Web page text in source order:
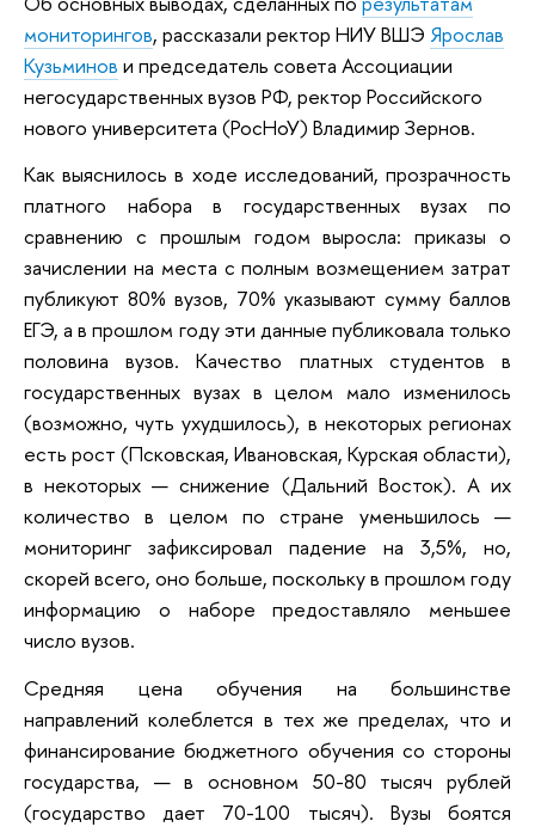
мониторингов, рассказали ректор НИУ ВШЭ Ярослав
Кузьминов и председатель совета Ассоциации
негосударственных вузов РФ, ректор Российского
нового университета (РосНоУ) Владимир Зернов.
Как выяснилось в ходе исследований, прозрачность
платного набора в государственных вузах по
сравнению с прошлым годом выросла: приказы о
зачислении на места с полным возмещением затрат
публикуют 80% вузов, 70% указывают сумму баллов
ЕГЭ, а в прошлом году эти данные публиковала только
половина вузов. Качество платных студентов в
государственных вузах в целом мало изменилось
(возможно, чуть ухудшилось), в некоторых регионах
есть рост (Псковская, Ивановская, Курская области),
в некоторых — снижение (Дальний Восток). А их
количество в целом по стране уменьшилось —
мониторинг зафиксировал падение на 3,5%, но,
скорей всего, оно больше, поскольку в прошлом году
информацию о наборе предоставляло меньшее
число вузов.
Средняя цена обучения на большинстве
направлений колеблется в тех же пределах, что и
финансирование бюджетного обучения со стороны
государства, — в основном 50-80 тысяч рублей
(государство дает 70-100 тысяч). Вузы боятся